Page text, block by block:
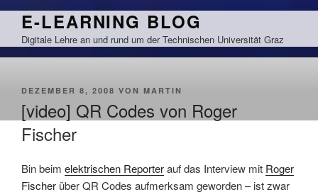
Zum
springen
E-LEARNING BLOG
Digitale Lehre an und rund um der Technischen Universität Graz
VERÖFFENTLICHT
DEZEMBER 8, 2008 VON MARTIN
[video] QR Codes von Roger
Fischer
Bin beim elektrischen Reporterauf das Interview mit Roger
Fischer über QR Codes aufmerksam geworden – ist zwar